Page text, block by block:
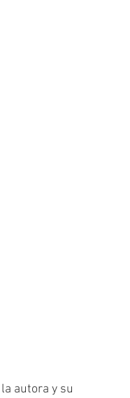
autora y su